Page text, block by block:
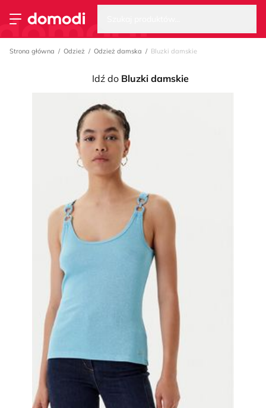
Przełącz menu
Strona główna
Strona główna Odzież Odzież damska Bluzki damskie
Idź do Bluzki damskie